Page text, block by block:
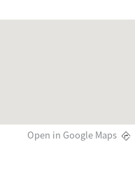
Open in Google Maps